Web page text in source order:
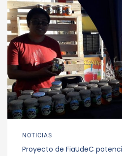
NOTICIAS
Proyecto de FiaUdeC